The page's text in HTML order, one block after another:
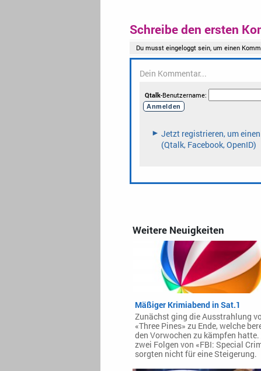
Schreibe den ersten
Weitere Neuigkeiten
Mäßiger Krimiabend in Sat.1
Zunächst ging die Ausstrahlung
«Three Pines» zu Ende, welche
den Vorwochen zu kämpfen hatte.
zwei Folgen von «FBI: Special
sorgten nicht für eine Steigerung.